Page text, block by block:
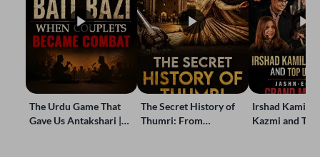
The Urdu Game That
Gave Us Antakshari |
The Secret History of
Thumri: From
Irshad Kamil,
Kazmi and